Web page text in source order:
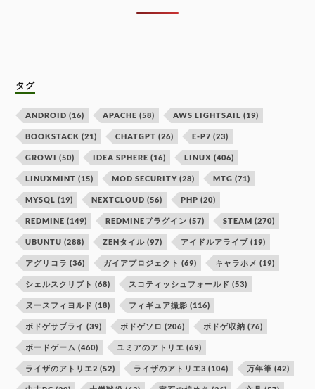
タグ
ANDROID (16) APACHE (58) AWS LIGHTSAIL (19)
BOOKSTACK (21) CHATGPT (26) E-P7 (23)
GROWI (50) IDEA SPHERE (16) LINUX (406)
LINUXMINT (15) MOD SECURITY (28) MTG (71)
MYSQL (19) NEXTCLOUD (56) PHP (20)
REDMINE (149) REDMINEプラグイン (57) STEAM (270)
UBUNTU (288) ZENタイル (97) アイドルアライブ (19)
アグリコラ (36) ガイアプロジェクト (69) キャラホメ (19)
シェルスクリプト (68) スコティッシュフォールド (53)
ヌースフィヨルド (18) フィギュア撮影 (116)
ボドゲサプライ (39) ボドゲソロ (206) ボドゲ収納 (76)
ボードゲーム (460) ユミアのアトリエ (69)
ライザのアトリエ2 (52) ライザのアトリエ3 (104) 万年筆 (42)